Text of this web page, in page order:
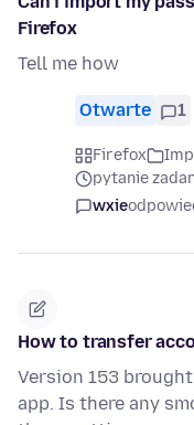
Firefox
Tell me how
Otwarte 1
Firefox
pytanie
wxie
How to transfer
Version 153
app. Is there any